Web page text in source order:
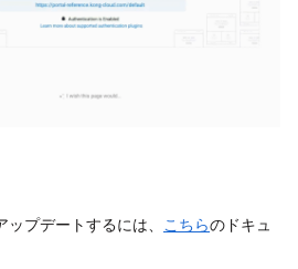
プデートするには、 こちらのドキュ